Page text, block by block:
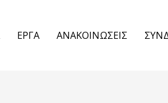
ΕΡΓΑ ΑΝΑΚΟΙΝΩΣΕΙΣ